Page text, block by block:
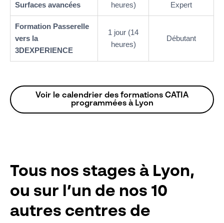
Surfaces avancées
heures)
Expert
Formation Passerelle
vers la
3DEXPERIENCE
1 jour (14
heures)
Débutant
Voir le calendrier des formations CATIA
programmées à Lyon
Tous nos stages à Lyon,
ou sur l’un de nos 10
autres centres de